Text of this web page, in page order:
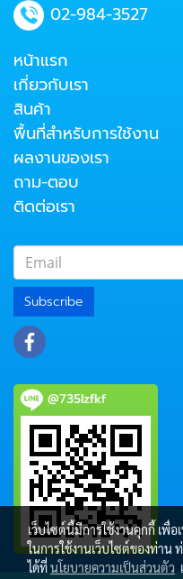
02-984-3527
หน้าแรก
เกี่ยวกับเรา
สินค้า
พื้นที่สำหรับการใช้งาน
ผลงานของเรา
ถาม-ตอบ
ติดต่อเรา
Subscribe
@735lzfkf
เว็บไซต์นี้มีการใช้งานคุกกี้ เ
ในการใช้งานเว็บไซต์ของท่าน
ได้ที่นโยบายความเป็นส่วนตัว